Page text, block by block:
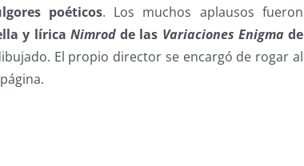
poéticos. Los muchos aplausos fueron
y lírica Nimrodde las Variaciones Enigmade
El propio director se encargó de rogar al